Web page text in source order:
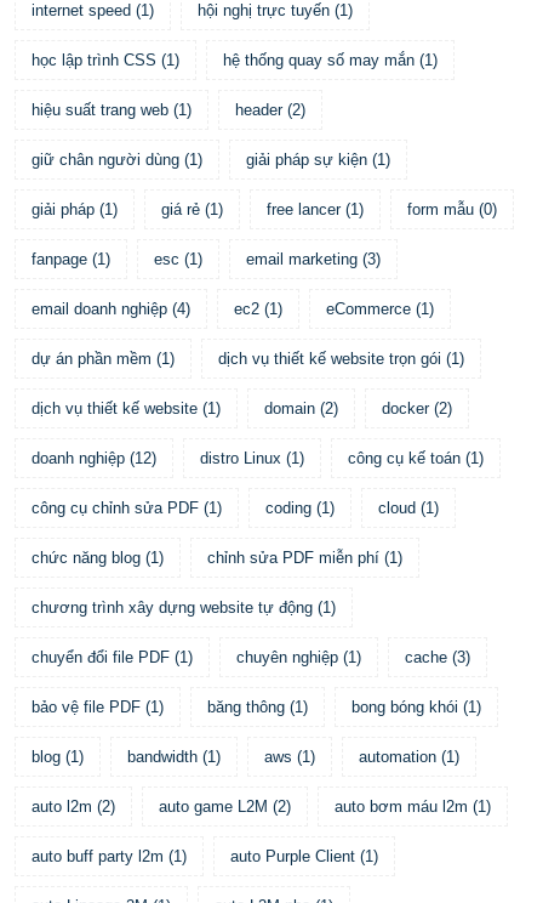
internet speed (1) hội nghị trực tuyến (1)
học lập trình CSS (1) hệ thống quay số may mắn (1)
hiệu suất trang web (1) header (2)
giữ chân người dùng (1) giải pháp sự kiện (1)
giải pháp (1) giá rẻ (1) free lancer (1) form mẫu (0)
fanpage (1) esc (1) email marketing (3)
email doanh nghiệp (4) ec2 (1) eCommerce (1)
dự án phần mềm (1) dịch vụ thiết kế website trọn gói (1)
dịch vụ thiết kế website (1) domain (2) docker (2)
doanh nghiệp (12) distro Linux (1) công cụ kế toán (1)
công cụ chỉnh sửa PDF (1) coding (1) cloud (1)
chức năng blog (1) chỉnh sửa PDF miễn phí (1)
chương trình xây dựng website tự động (1)
chuyển đổi file PDF (1) chuyên nghiệp (1) cache (3)
bảo vệ file PDF (1) băng thông (1) bong bóng khói (1)
blog (1) bandwidth (1) aws (1) automation (1)
auto l2m (2) auto game L2M (2) auto bơm máu l2m (1)
auto buff party l2m (1) auto Purple Client (1)